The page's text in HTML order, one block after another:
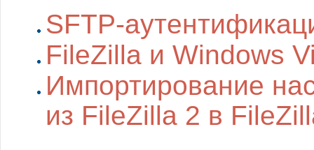
SFTP-
FileZilla и Windows
Импортирование
из FileZilla 2 в